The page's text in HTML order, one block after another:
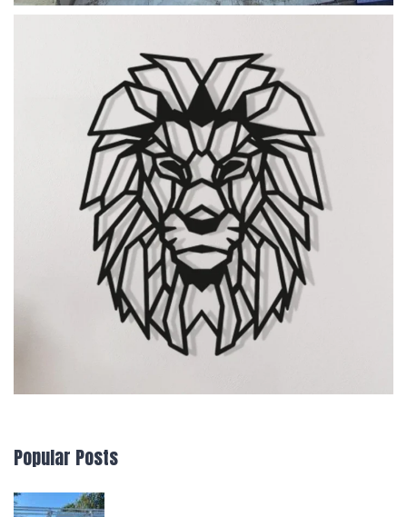
Popular Posts